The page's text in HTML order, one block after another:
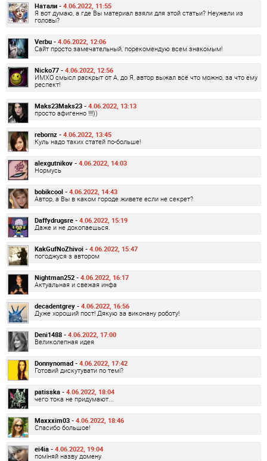
Натали - 4.06.2022, 11:55
Я вот думаю, а где Вы материал взяли для этой статьи? Неужели из
головы?
Verbu - 4.06.2022, 12:06
Сайт просто замечательный, порекомендую всем знакомым!
Nicko77 - 4.06.2022, 12:56
ИМХО смысл раскрыт от А, до Я, автор выжал всё что можно, за что ему
респект!
Maks23Maks23 - 4.06.2022, 13:13
просто афигенно !!!!))
rebornz - 4.06.2022, 13:45
Куль надо таких статей по-больше!
alexgutnikov - 4.06.2022, 14:03
Нормусь
bobikcool - 4.06.2022, 14:43
Автор, а Вы в каком городе живете если не секрет?
Daffydrugsre - 4.06.2022, 15:19
Даже и не докопаешься.
KakGufNoZhivoi - 4.06.2022, 15:47
погоджуся з автором
Nightman252 - 4.06.2022, 16:17
Актуальная и свежая инфа
decadentgrey - 4.06.2022, 16:56
Дуже хороший пост! Дякую за виконану роботу!
Deni1488 - 4.06.2022, 17:00
Великолепная идея
Donnynomad - 4.06.2022, 17:42
Готовий дискутувати по темі?
patisska - 4.06.2022, 18:04
чего тока не придумают...
Maxxxim03 - 4.06.2022, 18:46
Спасибо большое!
ei4ia - 4.06.2022, 19:04
поміняй назву домену